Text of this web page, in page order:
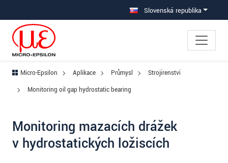
Prejdite priamo na hlavnú navigáciu Slovenská republika
Micro-Epsilon Aplikace Průmysl
Strojírenství
Monitoring oil gap hydrostatic bearing
Monitoring mazacích drážek
v hydrostatických ložiscích